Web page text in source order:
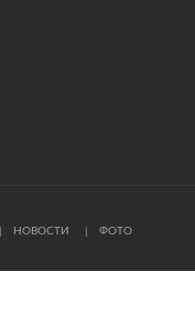
НОВОСТИ ФОТО